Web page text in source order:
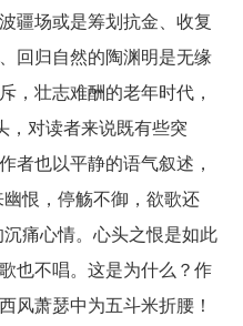
疆场或是筹划抗金、收复
回归自然的陶渊明是无缘
，壮志难酬的老年时代，
，对读者来说既有些突
者也以平静的语气叙述，
恨，停觞不御，欲歌还
痛心情。心头之恨是如此
也不唱。这是为什么？作
风萧瑟中为五斗米折腰！